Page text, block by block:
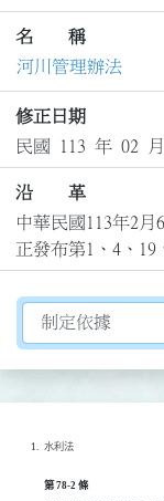
名 稱
河川管理辦法
修正日期
民國 113 年 02
沿 革
中華民國113年2月
正發布第1、4、19
切換選擇法規資訊
水利法
第 78-2 條